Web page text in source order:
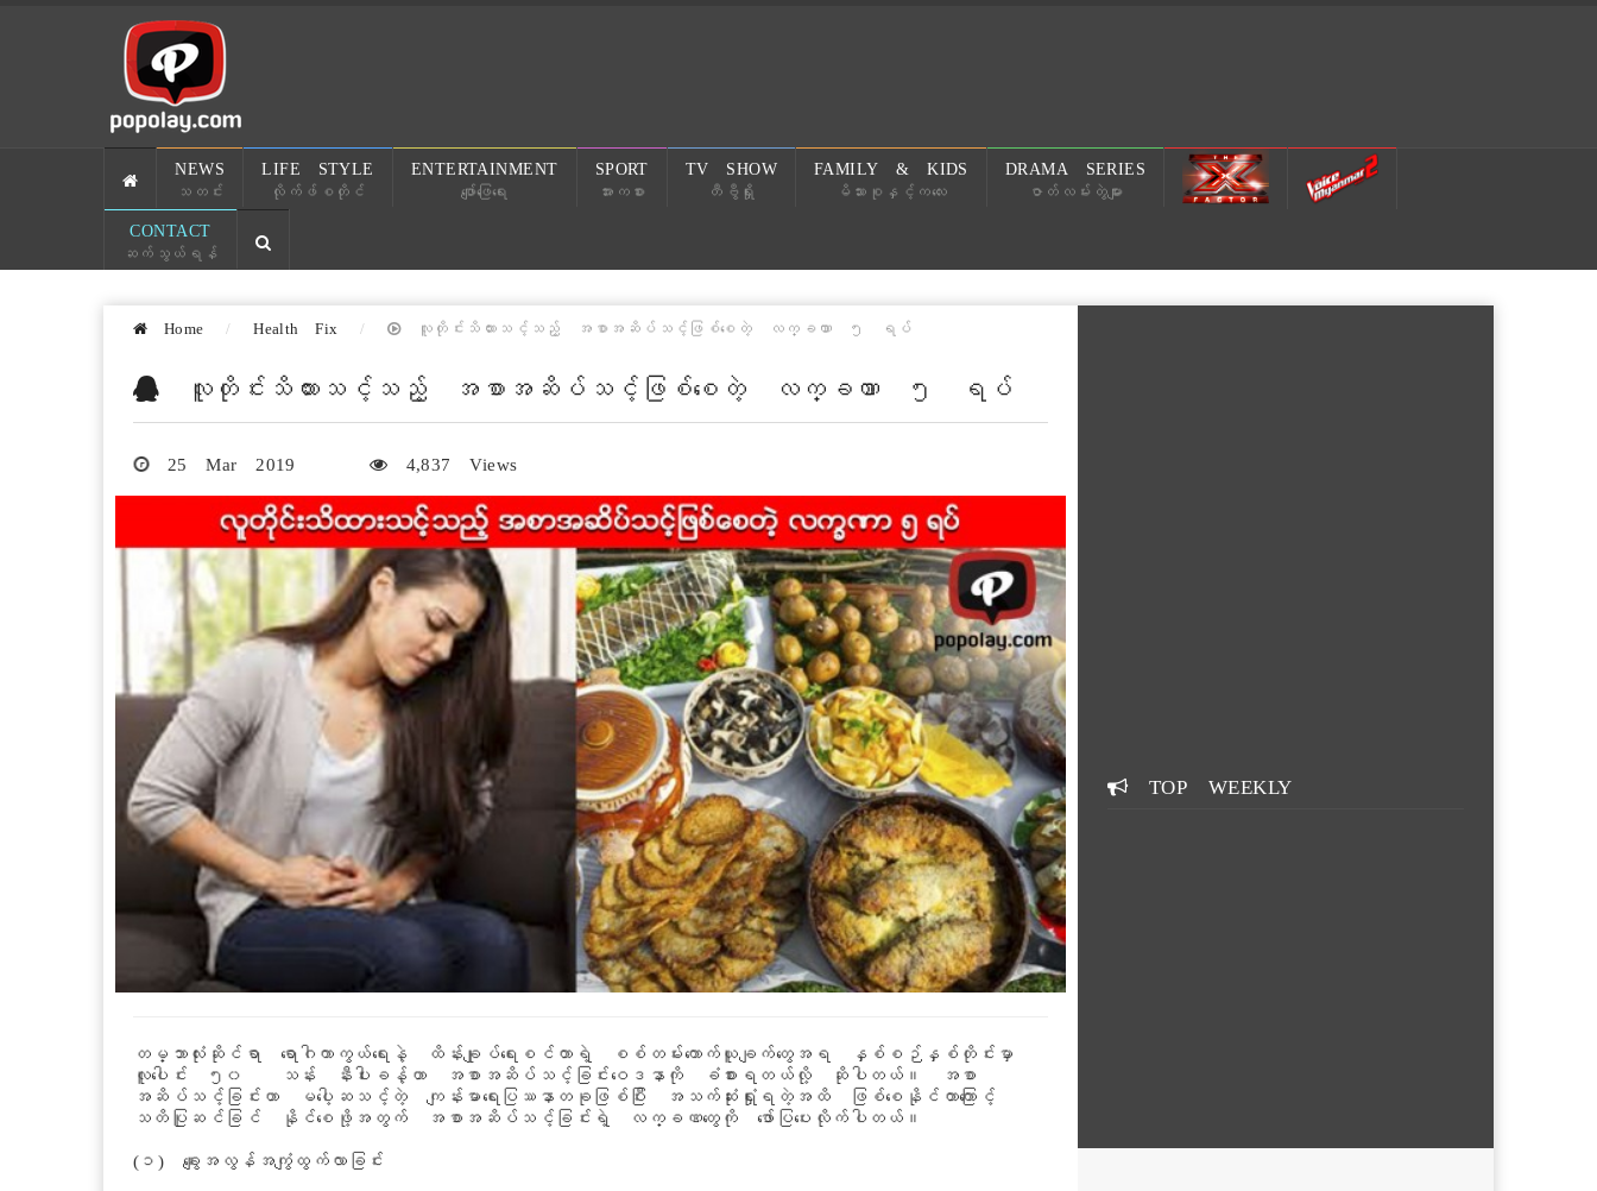
NEWS
သတင်း
LIFE STYLE
လိုက်ဖ်စတိုင်
ENTERTAINMENT
ဖျော်ဖြေရေး
SPORT
အားကစား
TV SHOW
တီဗွီရှိုး
FAMILY & KIDS
မိသားစုနှင့်ကလေး
DRAMA SERIES
ဇာတ်လမ်းတွဲများ
CONTACT
ဆက်သွယ်ရန်
Home Health Fix လူတိုင်းသိထားသင့်သည့် အစာအဆိပ်သင့်ဖြစ်စေတဲ့ လက္ခဏာ ၅ ရပ်
လူတိုင်းသိထားသင့်သည့် အစာအဆိပ်သင့်ဖြစ်စေတဲ့ လက္ခဏာ ၅ ရပ်
25 Mar 2019 4,837 Views
တမ္ဘာလုံးဆိုင်ရာ ရောဂါကာကွယ်ရေးနဲ့ ထိန်းချုပ်ရေးစင်တာရဲ့ စစ်တမ်းကောက်ယူချက်တွေအရ နှစ်စဉ်နှစ်တိုင်းမှာ
လူပေါင်း ၅၀ သန်း နီးပါးခန့်ဟာ အစာအဆိပ်သင့်ခြင်းဝေဒနာကို ခံစားရတယ်လို့ ဆိုပါတယ်။ အစာ
အဆိပ်သင့်ခြင်းဟာ မပေါ့ဆသင့်တဲ့ ကျန်းမာရေးပြဿနာတခုဖြစ်ပြီး အသက်ဆုံးရှုံးရတဲ့အထိ ဖြစ်စေနိုင်တာကြောင့်
သတိပြုဆင်ခြင် နိုင်စေဖို့အတွက် အစာအဆိပ်သင့်ခြင်းရဲ့ လက္ခဏတွေကို ဖော်ပြပေးလိုက်ပါတယ်။
(၁) ချွေးအလွန်အကျွံထွက်လာခြင်း
TOP WEEKLY